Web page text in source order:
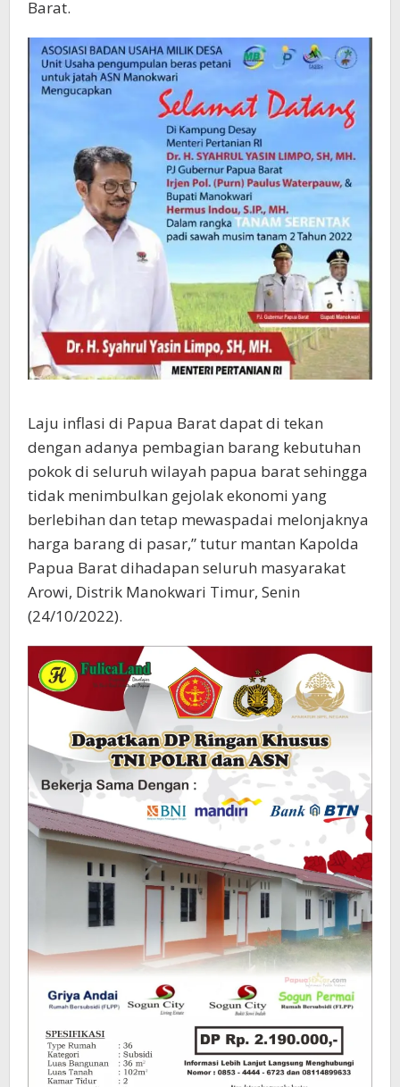
Barat.
Laju inflasi di Papua Barat dapat di tekan
dengan adanya pembagian barang kebutuhan
pokok di seluruh wilayah papua barat sehingga
tidak menimbulkan gejolak ekonomi yang
berlebihan dan tetap mewaspadai melonjaknya
harga barang di pasar,” tutur mantan Kapolda
Papua Barat dihadapan seluruh masyarakat
Arowi, Distrik Manokwari Timur, Senin
(24/10/2022).